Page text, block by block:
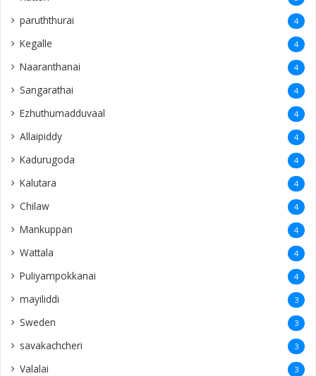
paruththurai 4
Kegalle 4
Naaranthanai 4
Sangarathai 4
Ezhuthumadduvaal 4
Allaipiddy 4
Kadurugoda 4
Kalutara 4
Chilaw 4
Mankuppan 4
Wattala 4
Puliyampokkanai 4
mayiliddi 3
Sweden 3
savakachcheri 3
Valalai 3